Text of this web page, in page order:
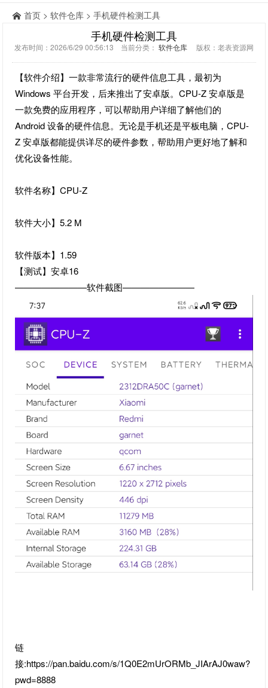
首页 > 软件仓库 > 手机硬件检测工具
手机硬件检测工具
发布时间：2026/6/29 00:56:13 当前分类： 软件仓库 版权：老表资源网
【软件介绍】一款非常流行的硬件信息工具，最初为
Windows 平台开发，后来推出了安卓版。CPU-Z 安卓版是
一款免费的应用程序，可以帮助用户详细了解他们的
Android 设备的硬件信息。无论是手机还是平板电脑，CPU-
Z 安卓版都能提供详尽的硬件参数，帮助用户更好地了解和
优化设备性能。
软件名称】CPU-Z
软件大小】5.2 M
软件版本】1.59
【测试】安卓16
————————软件截图————————
链
接:https://pan.baidu.com/s/1Q0E2mUrORMb_JIArAJ0waw?
pwd=8888